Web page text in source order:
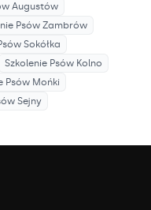
Augustów
Psów Zambrów
Sokółka
Szkolenie Psów Kolno
Psów Mońki
Sejny